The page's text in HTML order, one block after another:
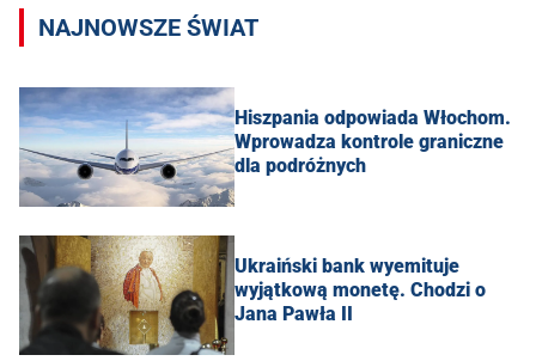
NAJNOWSZE ŚWIAT
Hiszpania odpowiada Włochom.
Wprowadza kontrole graniczne
dla podróżnych
Ukraiński bank wyemituje
wyjątkową monetę. Chodzi o
Jana Pawła II